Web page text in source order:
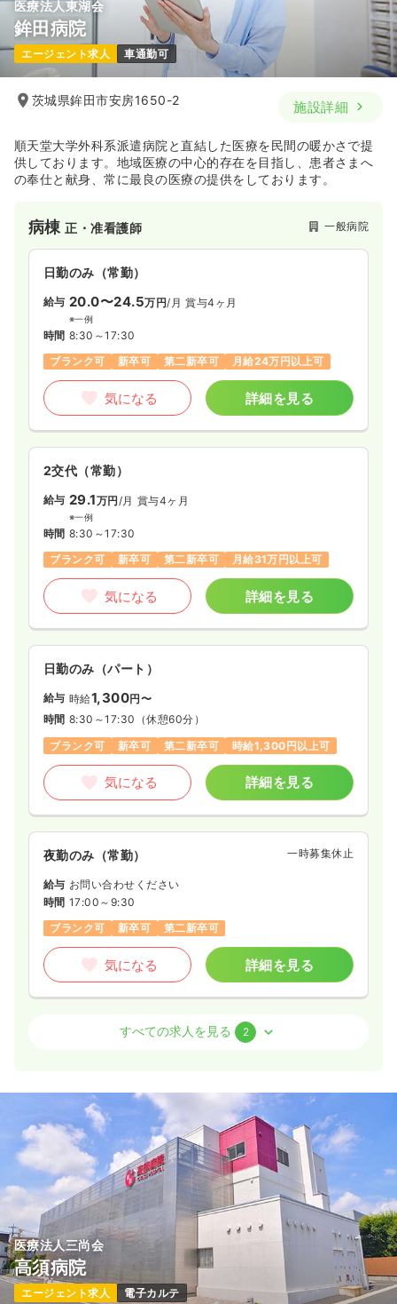
医療法人東湖会
鉾田病院
エージェント求人 車通勤可
茨城県鉾田市安房1650-2 施設詳細
順天堂大学外科系派遣病院と直結した医療を民間の暖かさで提
供しております。地域医療の中心的存在を目指し、患者さまへ
の奉仕と献身、常に最良の医療の提供をしております。
病棟正・准看護師 一般病院
日勤のみ（常勤）
給与 20.0〜24.5万円/月 賞与4ヶ月
※一例
時間 8:30～17:30
ブランク可
新卒可 第二新卒可 月給24万円以上可
気になる 詳細を見る
2交代（常勤）
給与 29.1万円/月 賞与4ヶ月
※一例
時間 8:30～17:30
ブランク可
新卒可 第二新卒可 月給31万円以上可
気になる 詳細を見る
日勤のみ（パート）
給与 時給1,300円〜
時間 8:30～17:30 （休憩60分）
ブランク可
新卒可 第二新卒可 時給1,300円以上可
気になる 詳細を見る
夜勤のみ（常勤） 一時募集休止
給与 お問い合わせください
時間 17:00～9:30
ブランク可
新卒可 第二新卒可
気になる 詳細を見る
正・准看護師
20.0〜24.5万円 賞与4ヶ月
※一例
時間 8:30～17:30
4週8休以上
月給24万円以上可
気になる 詳細を見る
日勤のみ（パート） 一時募集休止
給与 時給1,300円〜
すべての求人を見る 2
医療法人三尚会
高須病院
エージェント求人 電子カルテ